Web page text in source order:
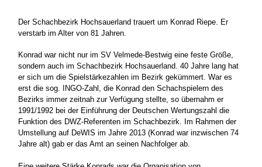
Der Schachbezirk Hochsauerland trauert um Konrad Riepe. Er
verstarb im Alter von 81 Jahren.
Konrad war nicht nur im SV Velmede-Bestwig eine feste Größe,
sondern auch im Schachbezirk Hochsauerland.40 Jahre lang hat
er sich um die Spielstärkezahlen im Bezirk gekümmert. War es
erst die sog. INGO-Zahl, die Konrad den Schachspielern des
Bezirks immer zeitnah zur Verfügung stellte, so übernahm er
1991/1992 bei der Einführung der Deutschen Wertungszahl die
Funktion des DWZ-Referenten im Schachbezirk. Im Rahmen der
Umstellung auf DeWIS im Jahre 2013 (Konrad war inzwischen 74
Jahre alt) gab er das Amt an seinen Nachfolger ab.